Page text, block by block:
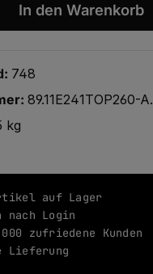
In den Warenkorb
748
89.11E241TOP260-
kg
auf Lager
nach Login
zufriedene Kunden
Lieferung